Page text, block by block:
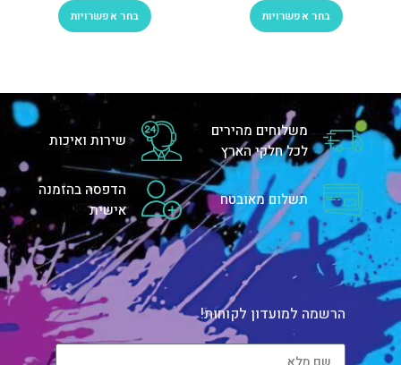
בחר אפשרויות בחר אפשרויות
משלוחים מהירים
לכל חלקי הארץ
שירות ואיכות
תשלום מאובטח
הדפסה בהזמנה
אישית
הרשמה למועדון לקוחות!